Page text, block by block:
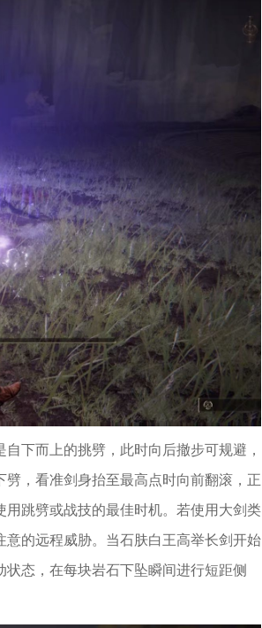
下而上的挑劈，此时向后撤步可规避，
，看准剑身抬至最高点时向前翻滚，正
跳劈或战技的最佳时机。若使用大剑类
的远程威胁。当石肤白王高举长剑开始
态，在每块岩石下坠瞬间进行短距侧